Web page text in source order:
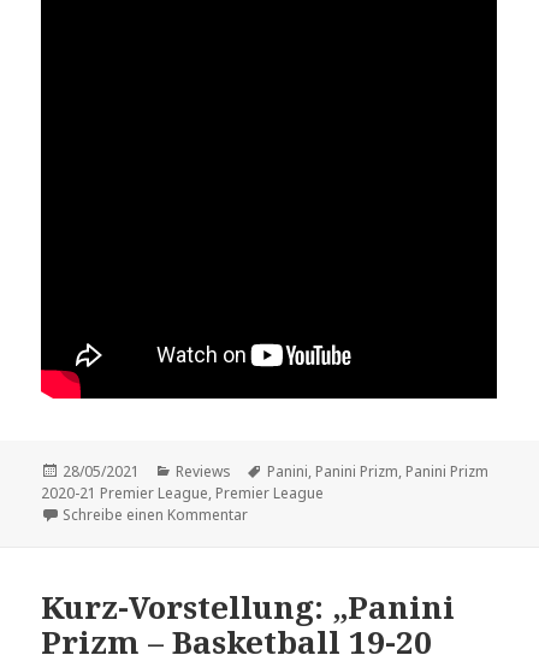
Veröffentlicht
am
28/05/2021 Kategorien
Reviews Schlagwörter
Panini, Panini Prizm, Panini Prizm
2020-21 Premier League, Premier League
Schreibe einen Kommentarzu Review: „Panini Prizm 2020-21 Premier
Kurz-Vorstellung: „Panini
Prizm – Basketball 19-20